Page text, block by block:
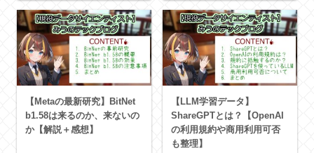
【Metaの最新研究】BitNet
b1.58は来るのか、来ないの
か【解説＋感想】
【LLM学習データ】
ShareGPTとは？【OpenAI
の利用規約や商用利用可否
も整理】